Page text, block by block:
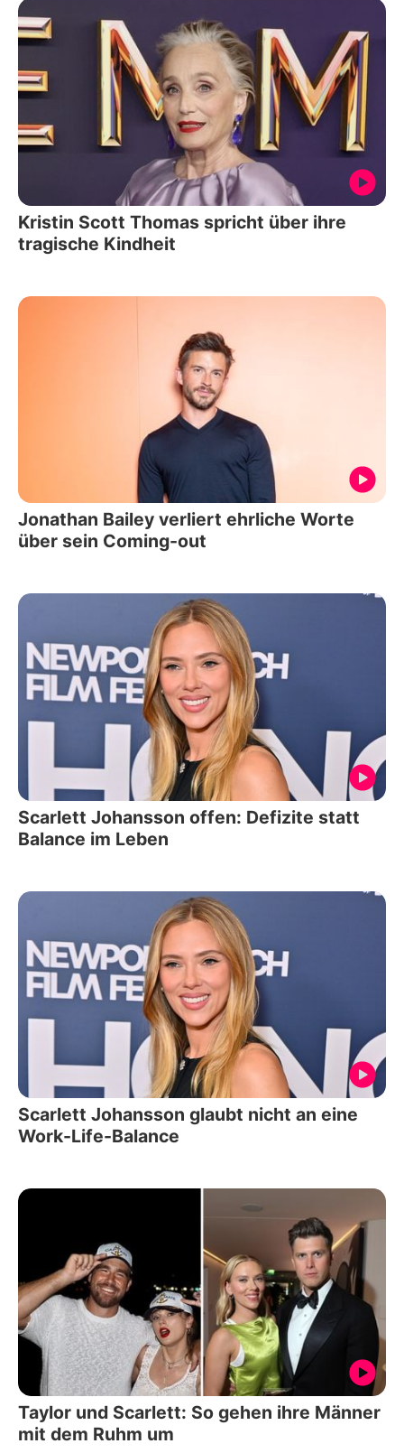
Kristin Scott Thomas spricht über ihre
tragische Kindheit
Jonathan Bailey verliert ehrliche Worte
über sein Coming-out
Scarlett Johansson offen: Defizite statt
Balance im Leben
Scarlett Johansson glaubt nicht an eine
Work-Life-Balance
Taylor und Scarlett: So gehen ihre Männer
mit dem Ruhm um